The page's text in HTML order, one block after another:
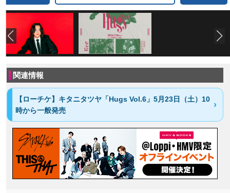
関連情報
【ローチケ】キタニタツヤ「Hugs Vol.6」5月23日（土）10
時から一般発売